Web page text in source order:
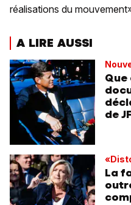
réalisations du
A LIRE AUSSI
de
La